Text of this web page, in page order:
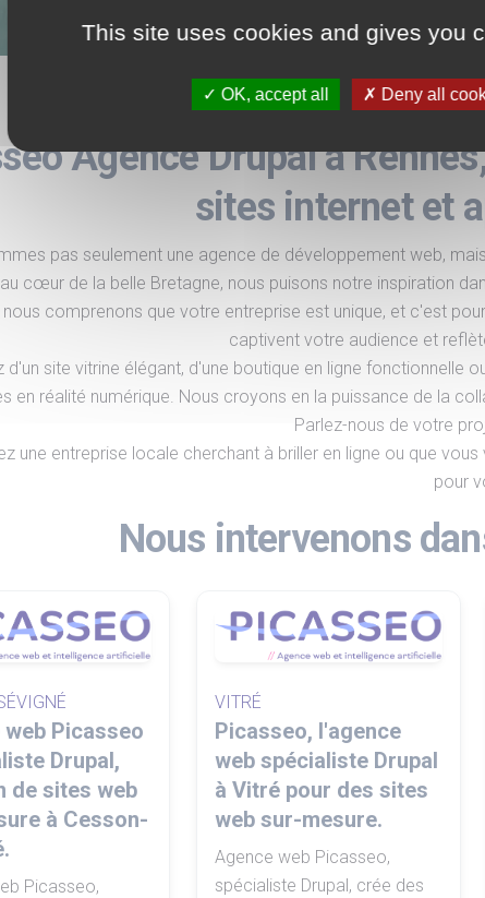
Accueil
Agence Drupal à
sites internet et
pas seulement une agence de développement web,
au cœur de la belle Bretagne, nous puisons notre inspiration
comprenons que votre entreprise est unique, et c'est
captivent votre audience et
d'un site vitrine élégant, d'une boutique en ligne
en réalité numérique. Nous croyons en la puissance de la
Parlez-nous de votre
une entreprise locale cherchant à briller en ligne ou que
pour
Nous intervenons
Picasseo
Drupal,
de sites web
à Cesson-
Picasseo,
VITRÉ
Picasseo, l'agence
web spécialiste Drupal
à Vitré pour des sites
web sur-mesure.
Agence web Picasseo,
spécialiste Drupal, crée des
This site uses cookies and gives you
OK, accept all Deny all